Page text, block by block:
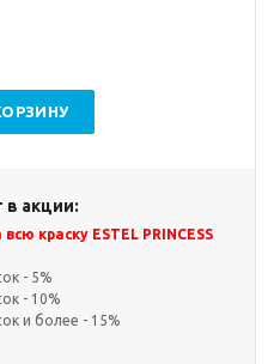
в акции:
краску ESTEL PRINCESS
- 5%
- 10%
и более - 15%